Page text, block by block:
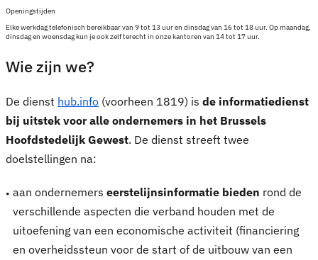
Openingstijden
Elke werkdag telefonisch bereikbaar van 9 tot 13 uur en dinsdag van 16 tot 18 uur. Op maandag,
dinsdag en woensdag kun je ook zelf terecht in onze kantoren van 14 tot 17 uur.
Wie zijn we?
De dienst hub.info (voorheen 1819) is de informatiedienst
bij uitstek voor alle ondernemers in het Brussels
Hoofdstedelijk Gewest. De dienst streeft twee
doelstellingen na:
aan ondernemers eerstelijnsinformatie bieden rond de
verschillende aspecten die verband houden met de
uitoefening van een economische activiteit (financiering
en overheidssteun voor de start of de uitbouw van een